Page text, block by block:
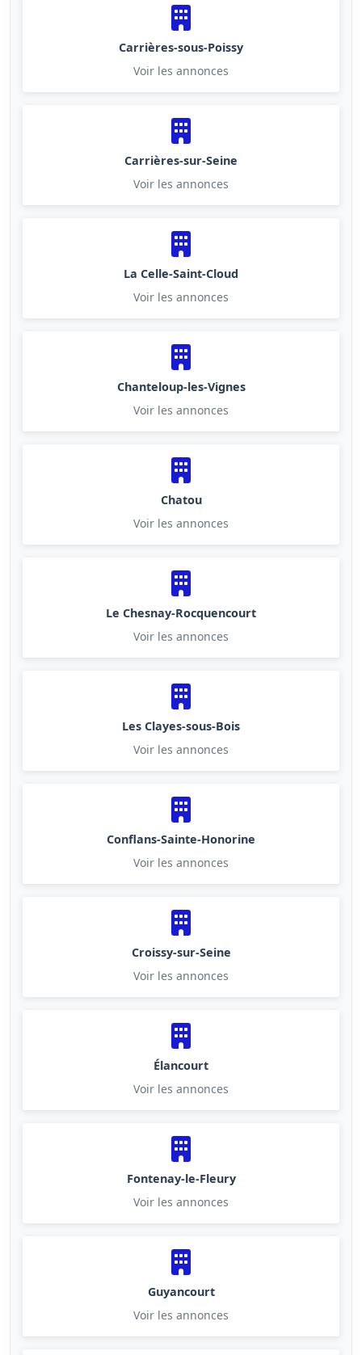
Carrières-sous-Poissy
Voir les annonces
Carrières-sur-Seine
Voir les annonces
La Celle-Saint-Cloud
Voir les annonces
Chanteloup-les-Vignes
Voir les annonces
Chatou
Voir les annonces
Le Chesnay-Rocquencourt
Voir les annonces
Les Clayes-sous-Bois
Voir les annonces
Conflans-Sainte-Honorine
Voir les annonces
Croissy-sur-Seine
Voir les annonces
Élancourt
Voir les annonces
Fontenay-le-Fleury
Voir les annonces
Guyancourt
Voir les annonces